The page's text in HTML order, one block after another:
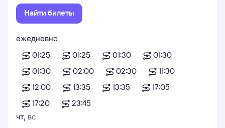
Найти билеты
ежедневно
01:25
01:25 01:30
01:30
01:30
02:00 02:30
11:30
12:00
13:35 13:35
17:05
17:20
23:45
чт, вс